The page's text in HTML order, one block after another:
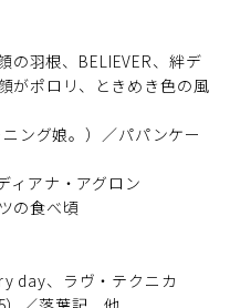
羽根、BELIEVER、絆デ
がポロリ、ときめき色の風
ング娘。）／パパンケー
ィアナ・アグロン
の食べ頃
day、ラヴ・テクニカ